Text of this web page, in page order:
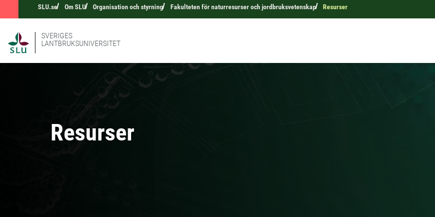
SLU.se Om SLU Organisation och styrning Fakulteten för naturresurser och jordbruksvetenskap Resurser
SVERIGES
LANTBRUKSUNIVERSITET
Resurser